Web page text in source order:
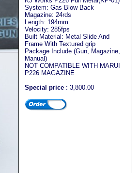
System: Gas Blow Back
Magazine: 24rds
Length: 194mm
Velocity: 285fps
Built Material: Metal Slide And
Frame With Textured grip
Package Include (Gun, Magazine,
Manual)
NOT COMPATIBLE WITH MARUI
P226 MAGAZINE
Special price: 3,800.00